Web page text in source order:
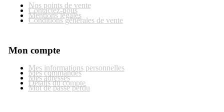
Nos points de vente
Contactez-nous
Mentions légales
Conditions générales de vente
Mon compte
Mes informations personnelles
Mes commandes
Mes adresses
Détails du compte
Mot de passe perdu